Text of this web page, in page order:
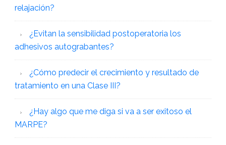
relajación?
¿Evitan la sensibilidad postoperatoria los
adhesivos autograbantes?
¿Cómo predecir el crecimiento y resultado de
tratamiento en una Clase III?
¿Hay algo que me diga si va a ser exitoso el
MARPE?